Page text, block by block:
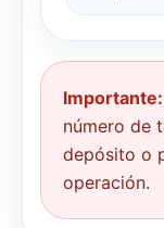
Importante:
número de
depósito o
operación.